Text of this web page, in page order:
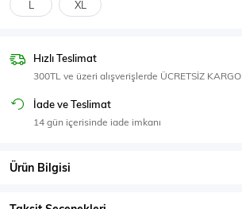
Eşofman Üstü
L XL
Hızlı Teslimat
300TL ve üzeri alışverişlerde ÜCRETSİZ KARGO
İade ve Teslimat
14 gün içerisinde iade imkanı
Ürün Bilgisi